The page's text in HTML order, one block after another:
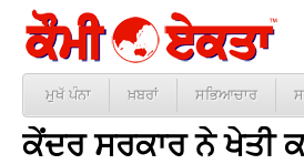
ਮੁਖੱ ਪੰਨਾ ਖ਼ਬਰਾਂ ਸਭਿਆਚਾਰ
ਕੇਂਦਰ ਸਰਕਾਰ ਨੇ ਖੇਤੀ